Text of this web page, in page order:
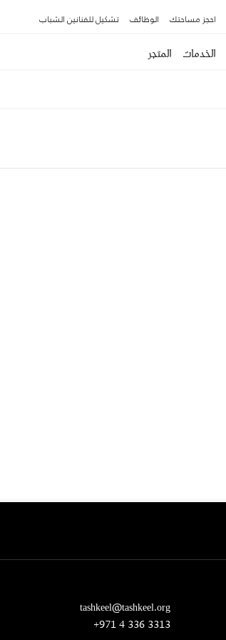
احجز مساحتك الوظائف تشكيل للفنانين الشباب
الخدمات المتجر
tashkeel@tashkeel.org
+971 4 336 3313